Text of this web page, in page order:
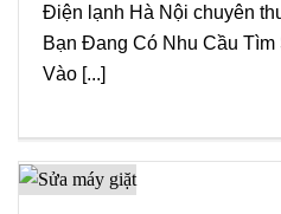
Điện lạnh Hà Nội chuyên
Bạn Đang Có Nhu Cầu Tìm
Vào [...]